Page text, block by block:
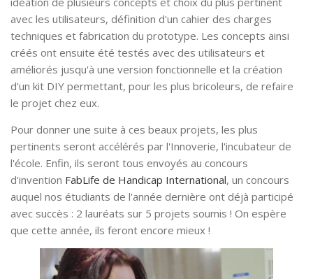
avec les utilisateurs, définition d'un cahier des charges
techniques et fabrication du prototype. Les concepts ainsi
créés ont ensuite été testés avec des utilisateurs et
améliorés jusqu'à une version fonctionnelle et la création
d'un kit DIY permettant, pour les plus bricoleurs, de refaire
le projet chez eux.
Pour donner une suite à ces beaux projets, les plus
pertinents seront accélérés par l'Innoverie, l'incubateur de
l'école. Enfin, ils seront tous envoyés au concours
d'invention FabLife de Handicap International, un concours
auquel nos étudiants de l'année dernière ont déjà participé
avec succès : 2 lauréats sur 5 projets soumis ! On espère
que cette année, ils feront encore mieux !